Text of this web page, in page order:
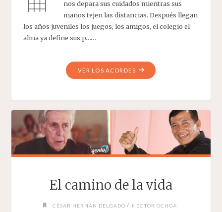
nos depara sus cuidados mientras sus
manos tejen las distancias. Después llegan
los años juveniles los juegos, los amigos, el colegio el
alma ya define sus p……
VER LOS ACORDES"EL
El camino de la vida
CÉSAR HERNÁN DELGADO / HÉCTOR OCHOA